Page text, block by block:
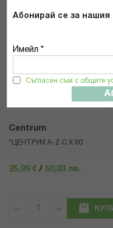
Абонирай се за нашия
Имейл *
Съгласен съм с общите
Centrum
*ЦЕНТРУМ А-Z С Х 60
25,99 € / 50,83 лв.